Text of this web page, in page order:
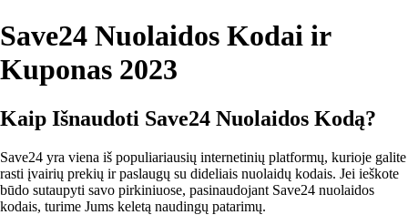
Save24 Nuolaidos Kodai ir
Kuponas 2023
Kaip Išnaudoti Save24 Nuolaidos Kodą?
Save24 yra viena iš populiariausių internetinių platformų, kurioje galite
rasti įvairių prekių ir paslaugų su dideliais nuolaidų kodais. Jei ieškote
būdo sutaupyti savo pirkiniuose, pasinaudojant Save24 nuolaidos
kodais, turime Jums keletą naudingų patarimų.